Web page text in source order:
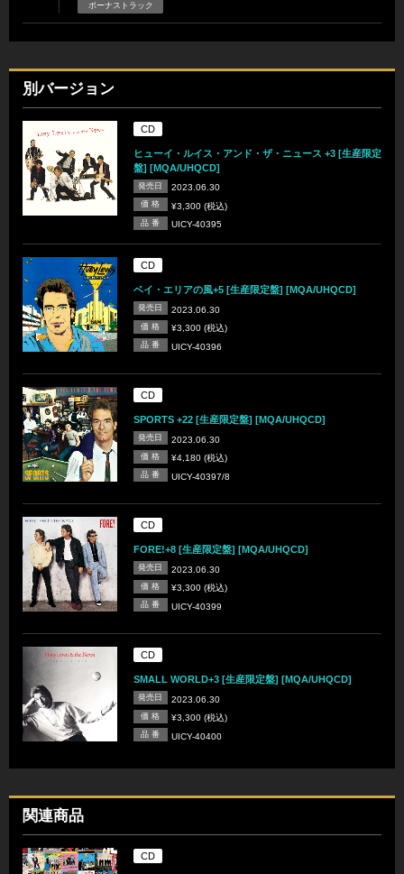
ボーナストラック
別バージョン
CD
ヒューイ・ルイス・アンド・ザ・ニュース +3 [生産限定
盤] [MQA/UHQCD]
発売日 2023.06.30
価 格 ¥3,300 (税込)
品 番 UICY-40395
CD
ベイ・エリアの風+5 [生産限定盤] [MQA/UHQCD]
発売日 2023.06.30
価 格 ¥3,300 (税込)
品 番 UICY-40396
CD
SPORTS +22 [生産限定盤] [MQA/UHQCD]
発売日 2023.06.30
価 格 ¥4,180 (税込)
品 番 UICY-40397/8
CD
FORE!+8 [生産限定盤] [MQA/UHQCD]
発売日 2023.06.30
価 格 ¥3,300 (税込)
品 番 UICY-40399
CD
SMALL WORLD+3 [生産限定盤] [MQA/UHQCD]
発売日 2023.06.30
価 格 ¥3,300 (税込)
品 番 UICY-40400
関連商品
CD